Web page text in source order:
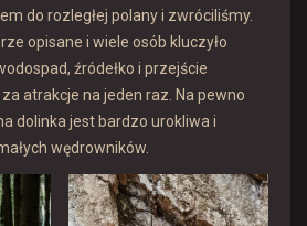
do rozległej polany i zwróciliśmy.
opisane i wiele osób kluczyło
źródełko i przejście
atrakcje na jeden raz. Na pewno
dolinka jest bardzo urokliwa i
wędrowników.